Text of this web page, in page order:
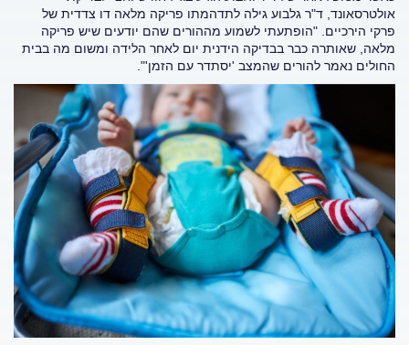
אולטרסאונד, ד"ר גלבוע גילה לתדהמתו פריקה מלאה דו צדדית של
פרקי הירכיים. "הופתעתי לשמוע מההורים שהם יודעים שיש פריקה
מלאה, שאותרה כבר בבדיקה הידנית יום לאחר הלידה ומשום מה בבית
החולים נאמר להורים שהמצב 'יסתדר עם הזמן'".